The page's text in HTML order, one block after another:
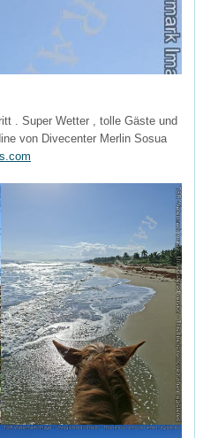
. Super Wetter , tolle Gäste und
von Divecenter Merlin Sosua